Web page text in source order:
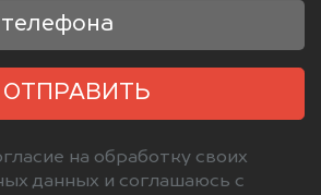
ОТПРАВИТЬ
на обработку своих
данных и соглашаюсь с